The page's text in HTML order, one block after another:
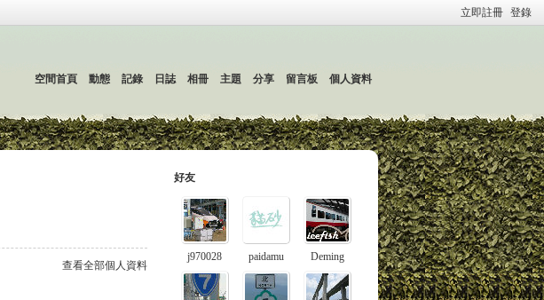
立即註冊 登錄
空間首頁 動態 記錄 日誌 相冊 主題 分享 留言板 個人資料
查看全部個人資料
好友
j970028 paidamu Deming